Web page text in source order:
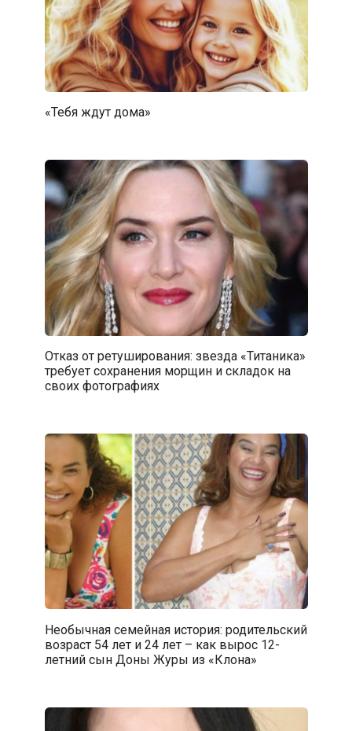
«Тебя ждут дома»
Отказ от ретуширования: звезда «Титаника»
требует сохранения морщин и складок на
своих фотографиях
Необычная семейная история: родительский
возраст 54 лет и 24 лет – как вырос 12-
летний сын Доны Журы из «Клона»